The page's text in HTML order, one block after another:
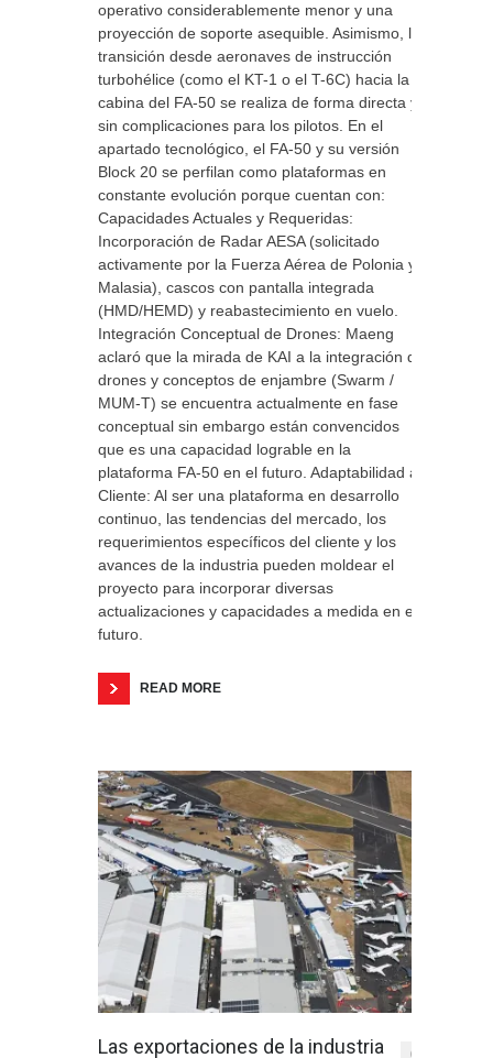
operativo considerablemente menor y una
proyección de soporte asequible. Asimismo, la
transición desde aeronaves de instrucción
turbohélice (como el KT-1 o el T-6C) hacia la
cabina del FA-50 se realiza de forma directa y
sin complicaciones para los pilotos. En el
apartado tecnológico, el FA-50 y su versión
Block 20 se perfilan como plataformas en
constante evolución porque cuentan con:
Capacidades Actuales y Requeridas:
Incorporación de Radar AESA (solicitado
activamente por la Fuerza Aérea de Polonia y
Malasia), cascos con pantalla integrada
(HMD/HEMD) y reabastecimiento en vuelo.
Integración Conceptual de Drones: Maeng
aclaró que la mirada de KAI a la integración de
drones y conceptos de enjambre (Swarm /
MUM-T) se encuentra actualmente en fase
conceptual sin embargo están convencidos
que es una capacidad lograble en la
plataforma FA-50 en el futuro. Adaptabilidad al
Cliente: Al ser una plataforma en desarrollo
continuo, las tendencias del mercado, los
requerimientos específicos del cliente y los
avances de la industria pueden moldear el
proyecto para incorporar diversas
actualizaciones y capacidades a medida en el
futuro.
READ MORE
Las exportaciones de la industria 0